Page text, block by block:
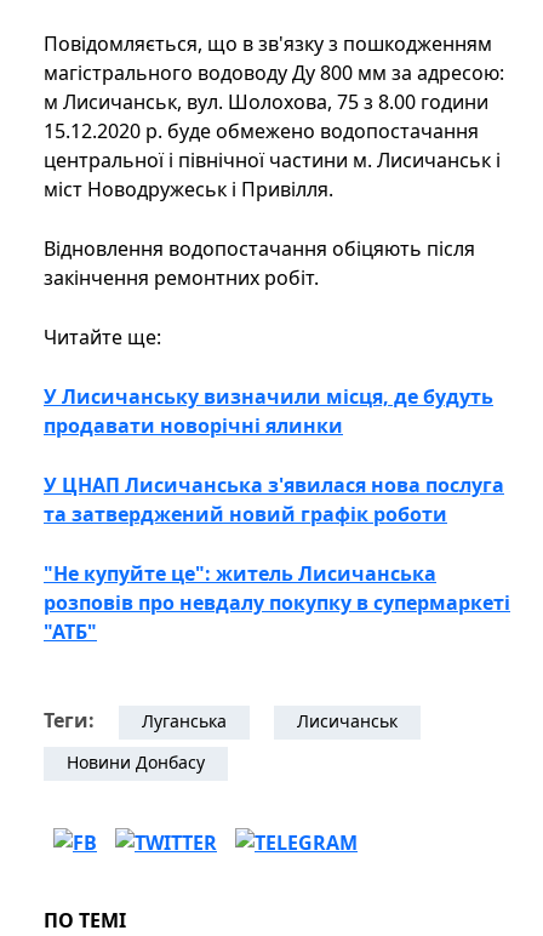
Повідомляється, що в зв'язку з пошкодженням
магістрального водоводу Ду 800 мм за адресою:
м Лисичанськ, вул. Шолохова, 75 з 8.00 години
15.12.2020 р. буде обмежено водопостачання
центральної і північної частини м. Лисичанськ і
міст Новодружеськ і Привілля.
Відновлення водопостачання обіцяють після
закінчення ремонтних робіт.
Читайте ще:
У Лисичанську визначили місця, де будуть
продавати новорічні ялинки
У ЦНАП Лисичанська з'явилася нова послуга
та затверджений новий графік роботи
"Не купуйте це": житель Лисичанська
розповів про невдалу покупку в супермаркеті
"АТБ"
Теги: Луганська
Лисичанськ
Новини Донбасу
ПО ТЕМІ